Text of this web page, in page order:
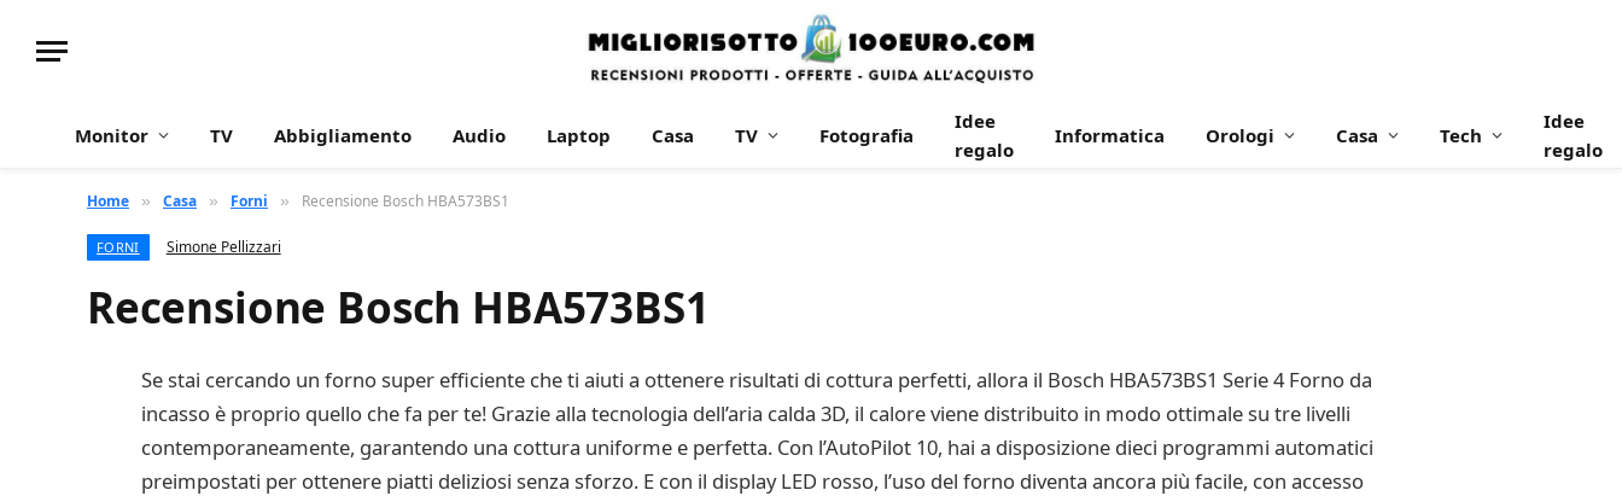
Monitor TV Abbigliamento Audio Laptop Casa TV Fotografia
Idee
regalo
Informatica Orologi Casa Tech
Idee
regalo
Home » Casa » Forni » Recensione Bosch HBA573BS1
FORNI Simone Pellizzari
Recensione Bosch HBA573BS1
Se stai cercando un forno super efficiente che ti aiuti a ottenere risultati di cottura perfetti, allora il Bosch HBA573BS1 Serie 4 Forno da
incasso è proprio quello che fa per te! Grazie alla tecnologia dell’aria calda 3D, il calore viene distribuito in modo ottimale su tre livelli
contemporaneamente, garantendo una cottura uniforme e perfetta. Con l’AutoPilot 10, hai a disposizione dieci programmi automatici
preimpostati per ottenere piatti deliziosi senza sforzo. E con il display LED rosso, l’uso del forno diventa ancora più facile, con accesso